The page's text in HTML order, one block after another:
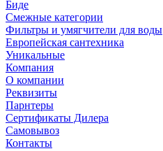
Биде
Смежные категории
Фильтры и умягчители для воды
Европейская сантехника
Уникальные
Компания
О компании
Реквизиты
Парнтеры
Сертификаты Дилера
Самовывоз
Контакты